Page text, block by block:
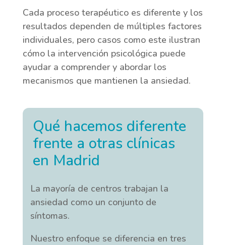
Cada proceso terapéutico es diferente y los
resultados dependen de múltiples factores
individuales, pero casos como este ilustran
cómo la intervención psicológica puede
ayudar a comprender y abordar los
mecanismos que mantienen la ansiedad.
Qué hacemos diferente
frente a otras clínicas
en Madrid
La mayoría de centros trabajan la
ansiedad como un conjunto de
síntomas.
Nuestro enfoque se diferencia en tres